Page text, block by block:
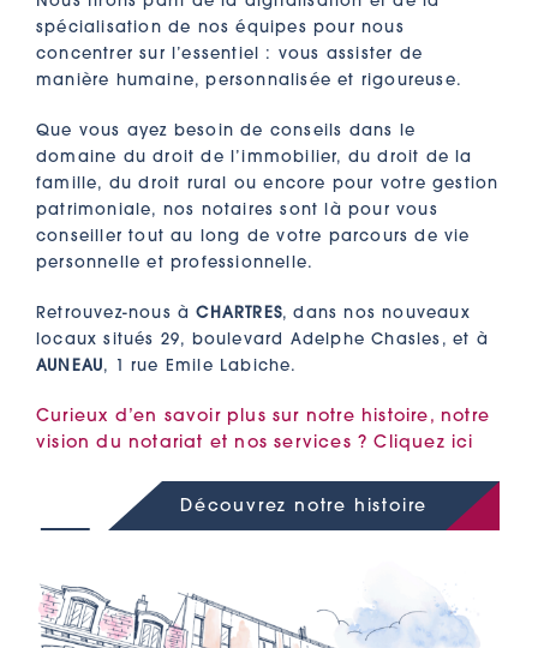
spécialisation de nos équipes pour nous
concentrer sur l’essentiel : vous assister de
manière humaine, personnalisée et rigoureuse.
Que vous ayez besoin de conseils dans le
domaine du droit de l’immobilier, du droit de la
famille, du droit rural ou encore pour votre gestion
patrimoniale, nos notaires sont là pour vous
conseiller tout au long de votre parcours de vie
personnelle et professionnelle.
Retrouvez-nous àCHARTRES, dans nos nouveaux
locaux situés 29, boulevard Adelphe Chasles, et à
AUNEAU, 1 rue Emile Labiche.
Curieux d’en savoir plus sur notre histoire, notre
vision du notariat et nos services ? Cliquez ici
Découvrez notre histoire